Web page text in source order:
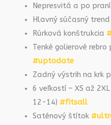
Nepresvitá a po
Hlavný súčasný trend
Rúrková konštrukcia
Tenké golierové
#uptodate
Zadný výstrih na krk
6 veľkostí – XS až
12-14) #fitsall
Saténový štítok